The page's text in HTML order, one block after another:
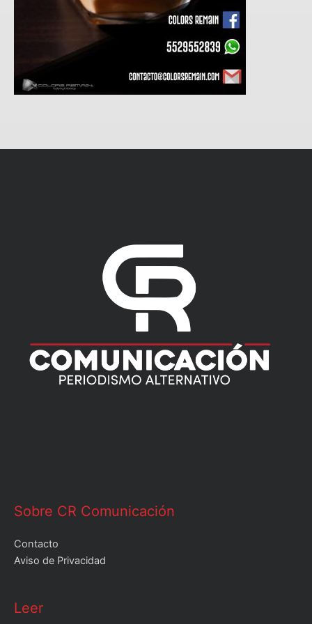
Sobre CR Comunicación
Contacto
Aviso de Privacidad
Leer
Leer